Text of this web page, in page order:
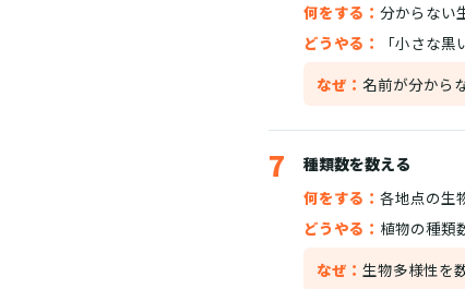
何をする： 分からない
どうやる：
「小さな
なぜ： 名前が分から
7
種類数を数える
何をする： 各地点の生
どうやる： 植物の種類
なぜ： 生物多様性を